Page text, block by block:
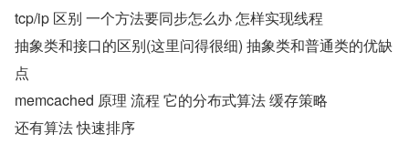
tcp/ip 区别 一个方法要同步怎么办 怎样实现线程
抽象类和接口的区别(这里问得很细) 抽象类和普通类的优缺
点
memcached 原理 流程 它的分布式算法 缓存策略
还有算法 快速排序